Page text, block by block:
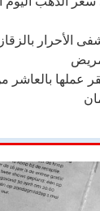
الأحرار
عملها بالعاشر